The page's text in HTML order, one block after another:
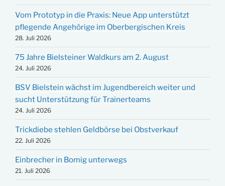
Vom Prototyp in die Praxis: Neue App unterstützt
pflegende Angehörige im Oberbergischen Kreis
28. Juli 2026
75 Jahre Bielsteiner Waldkurs am 2. August
24. Juli 2026
BSV Bielstein wächst im Jugendbereich weiter und
sucht Unterstützung für Trainerteams
24. Juli 2026
Trickdiebe stehlen Geldbörse bei Obstverkauf
22. Juli 2026
Einbrecher in Bomig unterwegs
21. Juli 2026